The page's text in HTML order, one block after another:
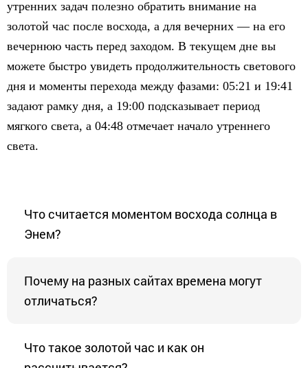
утренних задач полезно обратить внимание на
золотой час после восхода, а для вечерних — на его
вечернюю часть перед заходом. В текущем дне вы
можете быстро увидеть продолжительность светового
дня и моменты перехода между фазами: 05:21 и 19:41
задают рамку дня, а 19:00 подсказывает период
мягкого света, а 04:48 отмечает начало утреннего
света.
Что считается моментом восхода солнца в
Энем?
Почему на разных сайтах времена могут
отличаться?
Что такое золотой час и как он